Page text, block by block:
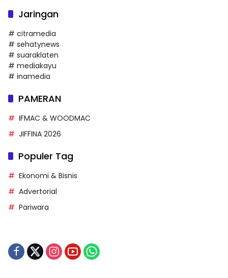
Jaringan
# citramedia
# sehatynews
# suaraklaten
# mediakayu
# inamedia
PAMERAN
IFMAC & WOODMAC
JIFFINA 2026
Populer Tag
Ekonomi & Bisnis
Advertorial
Pariwara